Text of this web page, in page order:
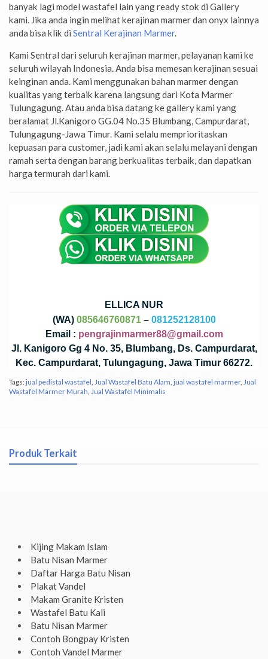
banyak lagi model wastafel lain yang ready stok di Gallery
kami. Jika anda ingin melihat kerajinan marmer dan onyx lainnya
anda bisa klik di Sentral Kerajinan Marmer.
Kami Sentral dari seluruh kerajinan marmer, pelayanan kami ke
seluruh wilayah Indonesia. Anda bisa memesan kerajinan sesuai
keinginan anda. Kami menggunakan bahan marmer dengan
kualitas yang terbaik karena langsung dari Kota Marmer
Tulungagung. Atau anda bisa datang ke gallery kami yang
beralamat Jl.Kanigoro GG.04 No.35 Blumbang, Campurdarat,
Tulungagung-Jawa Timur. Kami selalu memprioritaskan
kepuasan para customer, jadi kami akan selalu melayani dengan
ramah serta dengan barang berkualitas terbaik, dan dapatkan
harga termurah dari kami.
ELLICA NUR
(WA) 085646760871– 081252128100
Email : pengrajinmarmer88@gmail.com
Jl. Kanigoro Gg 4 No. 35, Blumbang, Ds. Campurdarat,
Kec. Campurdarat, Tulungagung, Jawa Timur 66272.
Tags:jual pedistal wastafel Jual Wastafel Batu Alam jual wastafel marmer, Jual
Wastafel Marmer Murah Jual Wastafel Minimalis
Produk Terkait
Kijing Makam Islam
Batu Nisan Marmer
Daftar Harga Batu Nisan
Plakat Vandel
Makam Granite Kristen
Wastafel Batu Kali
Batu Nisan Marmer
Contoh Bongpay Kristen
Contoh Vandel Marmer